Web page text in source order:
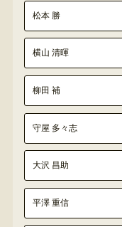
松本 勝
横山 清暉
柳田 補
守屋 多々志
大沢 昌助
平澤 重信